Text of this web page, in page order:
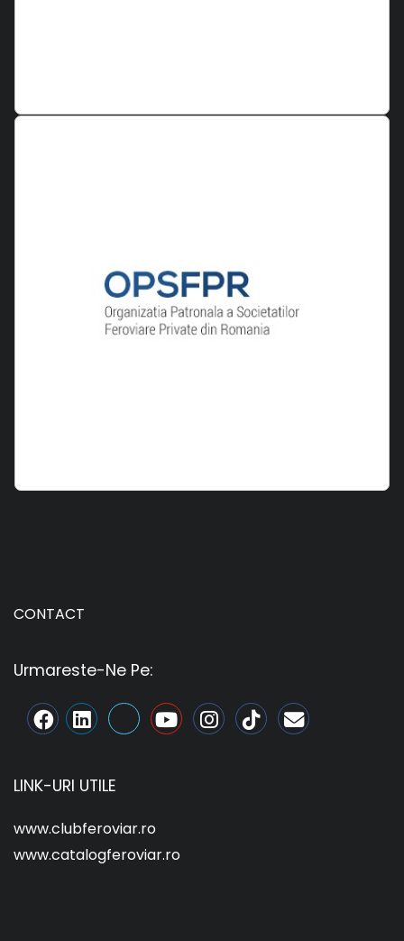
CONTACT
Urmareste-Ne Pe:
LINK-URI UTILE
www.clubferoviar.ro
www.catalogferoviar.ro